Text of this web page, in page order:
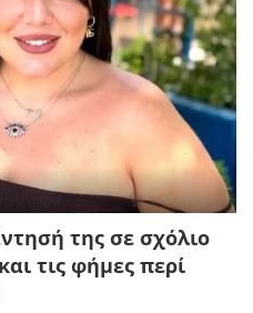
της σε σχόλιο
τις φήμες περί